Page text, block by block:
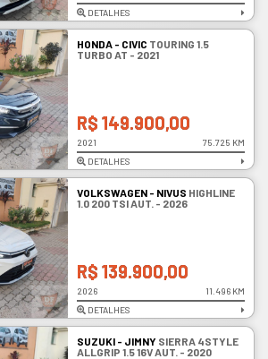
DETALHES
HONDA - CIVIC TOURING 1.5
TURBO AT - 2021
R$ 149.900,00
2021
75.725 KM
DETALHES
VOLKSWAGEN - NIVUS HIGHLINE
1.0 200 TSI AUT. - 2026
R$ 139.900,00
2026
11.496 KM
DETALHES
SUZUKI - JIMNY SIERRA 4STYLE
ALLGRIP 1.5 16V AUT. - 2020